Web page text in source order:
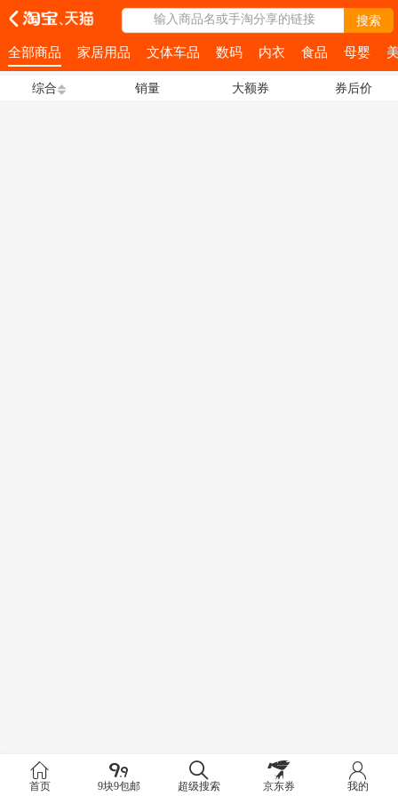
输入商品名或手淘分享的链接 搜索
全部商品 家居用品 文体车品 数码 内衣 食品 母婴
综合 销量 大额券 券后价
首页 9块9包邮 超级搜索 京东券 我的